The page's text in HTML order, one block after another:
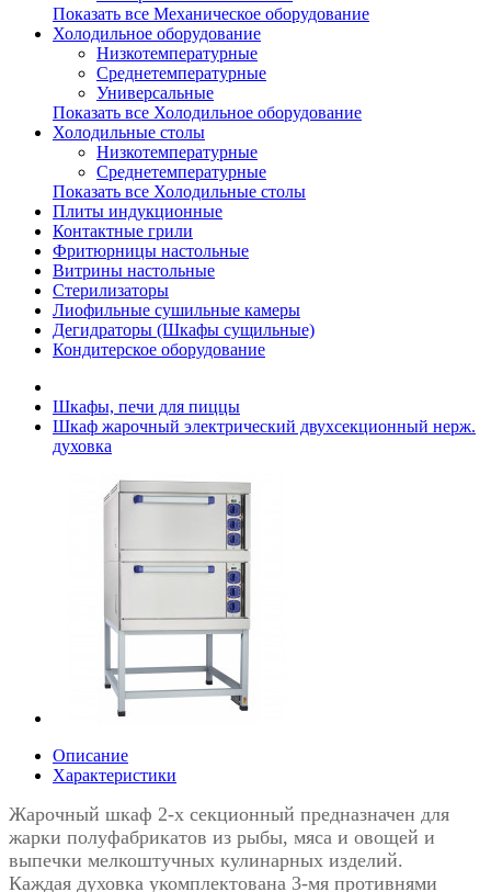
Показать все Механическое оборудование
Холодильное оборудование
Низкотемпературные
Среднетемпературные
Универсальные
Показать все Холодильное оборудование
Холодильные столы
Низкотемпературные
Среднетемпературные
Показать все Холодильные столы
Плиты индукционные
Контактные грили
Фритюрницы настольные
Витрины настольные
Стерилизаторы
Лиофильные сушильные камеры
Дегидраторы (Шкафы сущильные)
Кондитерское оборудование
Шкафы, печи для пиццы
Шкаф жарочный электрический двухсекционный нерж.
духовка
Описание
Характеристики
Жарочный шкаф 2-х секционный предназначен для
жарки полуфабрикатов из рыбы, мяса и овощей и
выпечки мелкоштучных кулинарных изделий.
Каждая духовка укомплектована 3-мя противнями